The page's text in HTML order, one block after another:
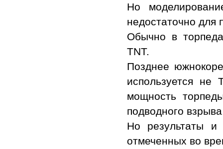
Но
недостаточно для
Обычно в
TNT.
Позднее
используется не
мощность
подводного
Но результаты и
отмеченных во